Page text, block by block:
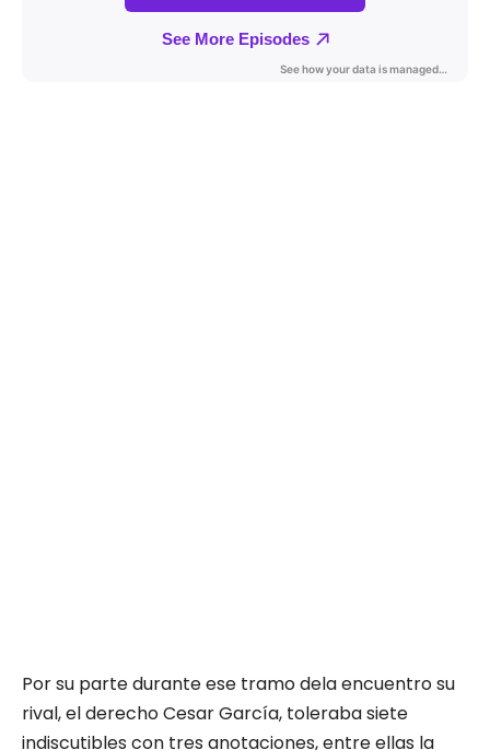
Por su parte durante ese tramo dela encuentro su
rival, el derecho Cesar García, toleraba siete
indiscutibles con tres anotaciones, entre ellas la